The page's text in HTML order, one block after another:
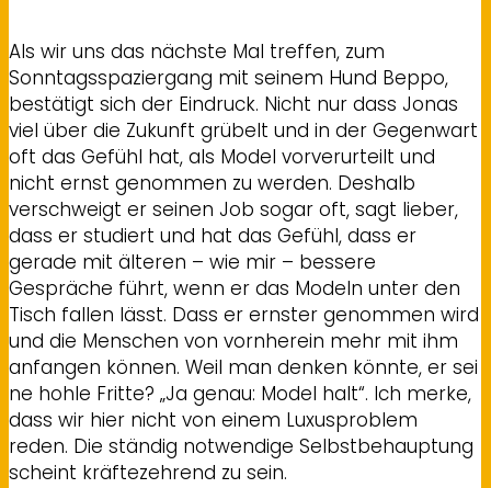
Als wir uns das nächste Mal treffen, zum
Sonntagsspaziergang mit seinem Hund Beppo,
bestätigt sich der Eindruck. Nicht nur dass Jonas
viel über die Zukunft grübelt und in der Gegenwart
oft das Gefühl hat, als Model vorverurteilt und
nicht ernst genommen zu werden. Deshalb
verschweigt er seinen Job sogar oft, sagt lieber,
dass er studiert und hat das Gefühl, dass er
gerade mit älteren – wie mir – bessere
Gespräche führt, wenn er das Modeln unter den
Tisch fallen lässt. Dass er ernster genommen wird
und die Menschen von vornherein mehr mit ihm
anfangen können. Weil man denken könnte, er sei
ne hohle Fritte? „Ja genau: Model halt“. Ich merke,
dass wir hier nicht von einem Luxusproblem
reden. Die ständig notwendige Selbstbehauptung
scheint kräftezehrend zu sein.